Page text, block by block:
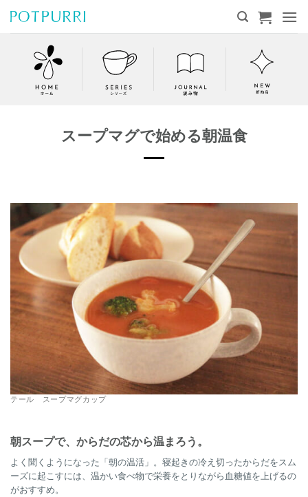
スープマグで始める朝温食
テール スープマグカップ
朝スープで、からだの芯から温まろう。
よく聞くようになった「朝の温活」。寝起きの冷え切ったからだをスム
ーズに起こすには、温かい食べ物で栄養をとりながら血糖値を上げるの
がおすすめ。